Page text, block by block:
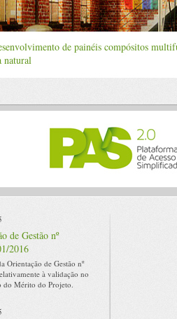
de painéis compósitos
natural
de Gestão nº
2016
Orientação de Gestão nº
à validação no
do Mérito do Projeto.